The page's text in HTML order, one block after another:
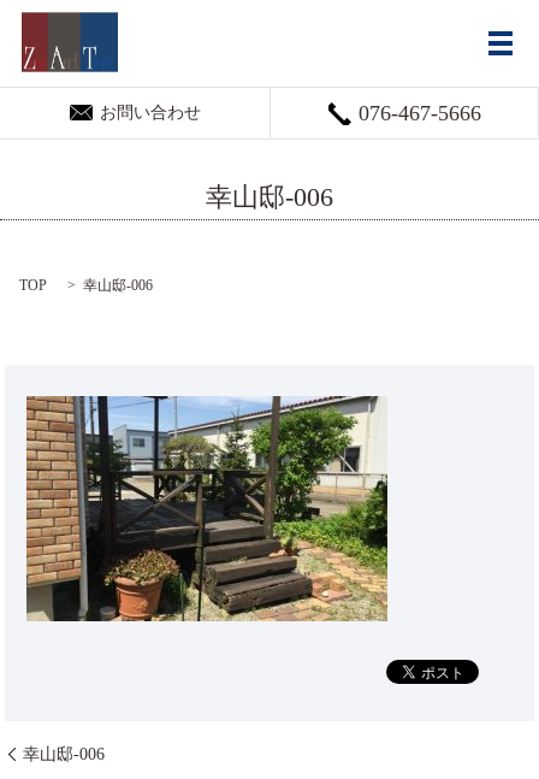
お問い合わせ 076-467-5666
メ
幸山邸-006
TOP 幸山邸-006
幸山邸-006